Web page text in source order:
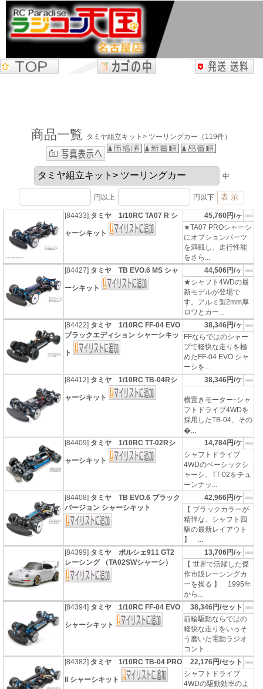
商品一覧 タミヤ組立キット> ツーリングカー（119件）
中
円以上 円以下
[84433] タミヤ 1/10RC TA07 R シ
ャーシキット
45,760円/ヶ
★TA07 PROシャーシ
にオプションパーツ
を満載し、走行性能
をさら...
[84427] タミヤ TB EVO.6 MS シャ
ーシキット
44,506円/ヶ
★シャフト4WDの最
新モデルが登場で
す。アルミ製2mm厚
ロワとカー...
[84422] タミヤ 1/10RC FF-04 EVO
ブラックエディション シャーシキッ
ト
38,346円/ヶ
FFならではのシャー
プで軽快な走りを極
めたFF-04 EVO シャ
ーシを...
[84412] タミヤ 1/10RC TB-04Rシ
ャーシキット
38,346円/ケ
横置きモーター･シャ
フトドライブ4WDを
採用したTB-04、その
�...
[84409] タミヤ 1/10RC TT-02Rシ
ャーシキット
14,784円/ケ
シャフトドライブ
4WDのベーシックシ
ャーシ、TT-02をチュ
ーンナッ...
[84408] タミヤ TB EVO.6 ブラック
バージョン シャーシキット
42,966円/ケ
【 ブラックカラーが
精悍な、シャフト四
駆の最新レイアウト
】 ...
[84399] タミヤ ポルシェ911 GT2
レーシング （TA02SWシャーシ）
13,706円/ヶ
【 世界で活躍した傑
作市販レーシングカ
ーを操る 】 1995年
から...
[84394] タミヤ 1/10RC FF-04 EVO
シャーシキット
38,346円/セット
前輪駆動ならではの
軽快な走りをいっそ
う磨いた電動ラジオ
コント...
[84382] タミヤ 1/10RC TB-04 PRO
II シャーシキット
22,176円/セット
シャフトドライブ
4WDの駆動効率のよ